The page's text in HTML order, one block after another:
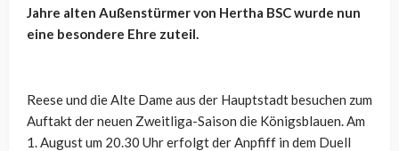
Jahre alten Außenstürmer von Hertha BSC wurde nun
eine besondere Ehre zuteil.
Reese und die Alte Dame aus der Hauptstadt besuchen zum
Auftakt der neuen Zweitliga-Saison die Königsblauen. Am
1. August um 20.30 Uhr erfolgt der Anpfiff in dem Duell